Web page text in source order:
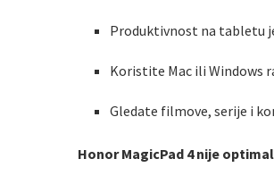
Produktivnost na tabletu
Koristite Mac ili Windows
Gledate filmove, serije i
Honor MagicPad 4 nije